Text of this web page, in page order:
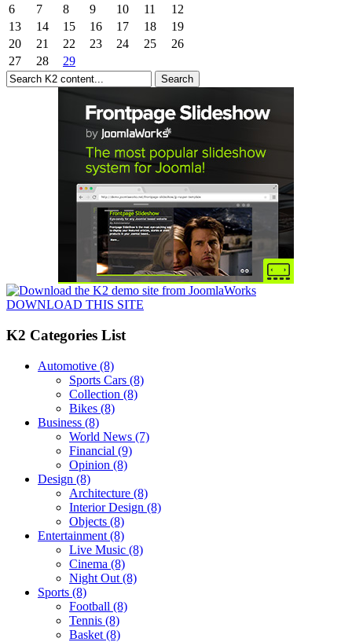
6
7 8 9 10 11
12
13
14 15 16 17 18
19
20
21 22 23 24 25
26
27
28 29
DOWNLOAD THIS SITE
K2 Categories List
Automotive (8)
Sports Cars (8)
Collection (8)
Bikes (8)
Business (8)
World News (7)
Financial (9)
Opinion (8)
Design (8)
Architecture (8)
Interior Design (8)
Objects (8)
Entertainment (8)
Live Music (8)
Cinema (8)
Night Out (8)
Sports (8)
Football (8)
Tennis (8)
Basket (8)